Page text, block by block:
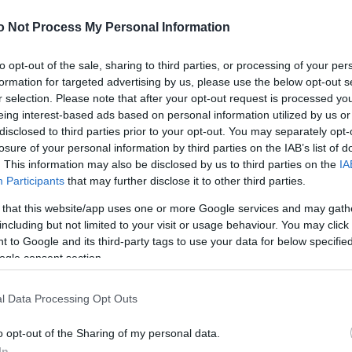
Not Process My Personal Information
opt-out of the sale, sharing to third parties, or processing of your
for targeted advertising by us, please use the below opt-out
selection. Please note that after your opt-out request is processed
interest-based ads based on personal information utilized by us
to third parties prior to your opt-out. You may separately
of your personal information by third parties on the IAB’s list of
This information may also be disclosed by us to third parties on the
Participants that may further disclose it to other third parties.
that this website/app uses one or more Google services and may
but not limited to your visit or usage behaviour. You may
to Google and its third-party tags to use your data for below
consent section.
Data Processing Opt Outs
opt-out of the Sharing of my personal data.
sajtótájékoztatóján a brit állami egészségügyi
Downing Streeten tartott sajtóértekezleten rendkívül
hogy az emberek ne kezdjenek felhalmozásba,
hozzá, hogy, az egészségügyi szakszemélyzet
is maradjon elegendő élelmiszer.
szégyenteljesnek és elfogadhatatlannak nevezte,
okozta járvány csúcspontjára készülő orvosok
élelmiszerhez, mert mások felvásárolják a
Szövetség (BRC) vezérigazgatója, Helen
a sajtóértekezleten elmondta: a brit
jelenleg 1 milliárd fonttal (384 milliárd forinttal)
van, mint három héttel ezelőtt.
a brit kiskereskedelemnek ezúttal nem volt
a négyhónapnyi készletfeltöltést, amellyel a
12:56
a
Nem is
Tanár Úr